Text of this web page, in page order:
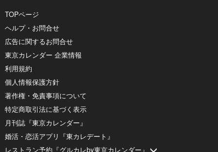
TOPページ
ヘルプ・お問合せ
広告に関するお問合せ
東京カレンダー 企業情報
利用規約
個人情報保護方針
著作権・免責事項について
特定商取引法に基づく表示
月刊誌『東京カレンダー』
婚活・恋活アプリ『東カレデート』
レストラン予約『グルカレby東京カレンダー』